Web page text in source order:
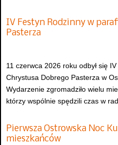
IV Festyn Rodzinny w
Pasterza
11 czerwca 2026 roku odbył się
Chrystusa Dobrego Pasterza w
Wydarzenie zgromadziło wielu
którzy wspólnie spędzili czas w
Pierwsza Ostrowska Noc
mieszkańców